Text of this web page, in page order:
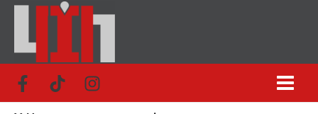
Перейти
вмісту